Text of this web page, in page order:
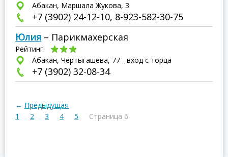
Абакан, Маршала Жукова, 3
+7 (3902) 24-12-10, 8-923-582-30-75
Юлия – Парикмахерская
Рейтинг:
Абакан, Чертыгашева, 77 - вход с торца
+7 (3902) 32-08-34
← Предыдущая
1
2 3 4 5 Страница 6